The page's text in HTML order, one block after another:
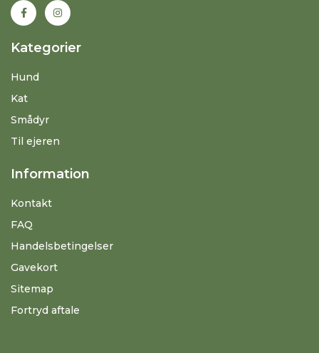
Kategorier
Hund
Kat
Smådyr
Til ejeren
Information
Kontakt
FAQ
Handelsbetingelser
Gavekort
Sitemap
Fortryd aftale